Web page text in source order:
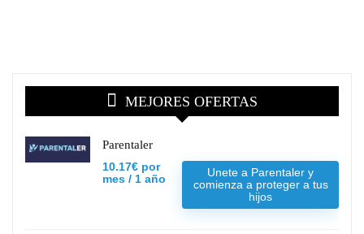
MEJORES OFERTAS
Parentaler
10.17€ por
mes / 1 año
Unete a Parentaler y
comienza a proteger a tus
hijos